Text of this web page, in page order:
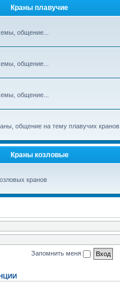
Краны плавучие
общение...
общение...
общение...
общение на тему плавучих кранов
Краны козловые
кранов
Запомнить меня